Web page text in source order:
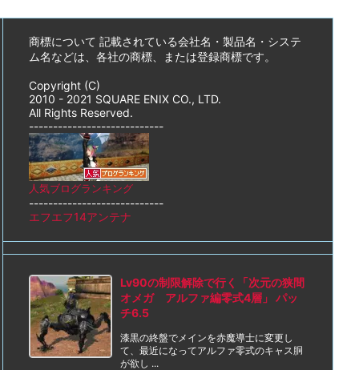
商標について 記載されている会社名・製品名・システ
ム名などは、各社の商標、または登録商標です。
Copyright (C)
2010 - 2021 SQUARE ENIX CO., LTD.
All Rights Reserved.
----------------------------
人気ブログランキング
----------------------------
エフエフ14アンテナ
Lv90の制限解除で行く「次元の狭間
オメガ アルファ編零式4層」 パッ
チ6.5
漆黒の終盤でメインを赤魔導士に変更し
て、最近になってアルファ零式のキャス胴
が欲し ...